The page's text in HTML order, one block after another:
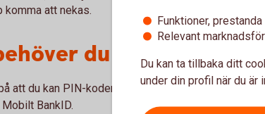
komma att nekas.
du göra?
att du kan PIN-koden till ditt kort. Om du handlar
BankID.
Funktioner,
Relevant
Du kan ta tillbaka ditt
under din profil när du är